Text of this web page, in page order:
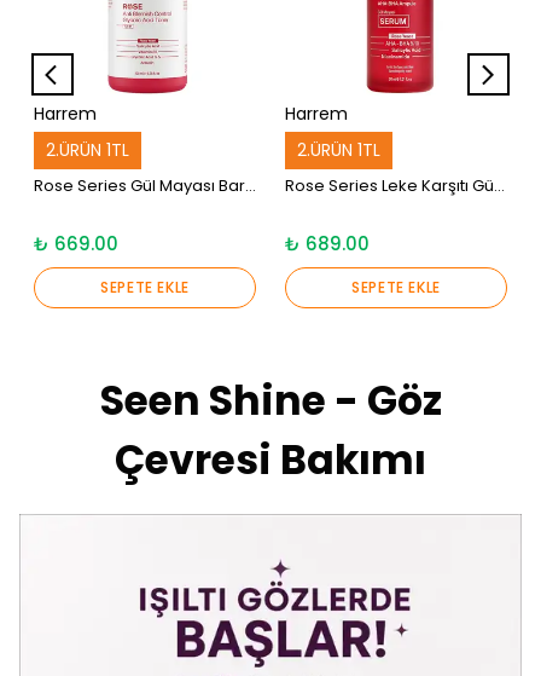
Harrem
2.ÜRÜN 1TL
Rose Series Gül Mayası Bariyer Güçlendirici Aha Bha Glycolic Acid Tonik 200 ML
₺ 669.00
SEPETE EKLE
Harrem
2.ÜRÜN 1TL
Rose Series Leke Karşıtı Gül Mayası Arbutin Aha Bha Serum 30 ML
₺ 689.00
SEPETE EKLE
Seen Shine - Göz
Çevresi Bakımı